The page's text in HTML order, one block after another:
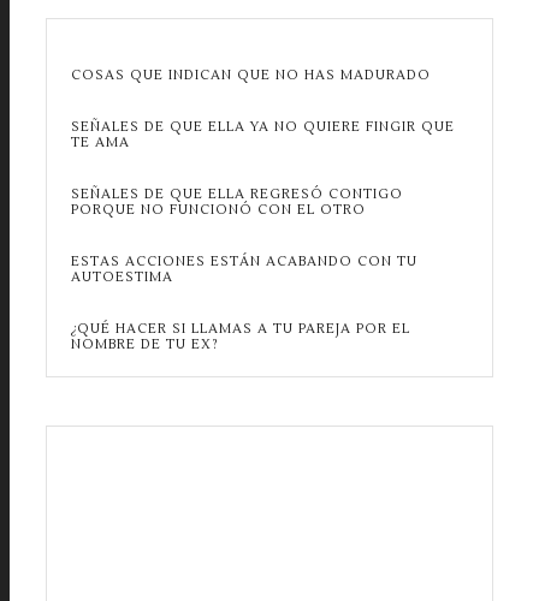
COSAS QUE INDICAN QUE NO HAS MADURADO
SEÑALES DE QUE ELLA YA NO QUIERE FINGIR QUE
TE AMA
SEÑALES DE QUE ELLA REGRESÓ CONTIGO
PORQUE NO FUNCIONÓ CON EL OTRO
ESTAS ACCIONES ESTÁN ACABANDO CON TU
AUTOESTIMA
¿QUÉ HACER SI LLAMAS A TU PAREJA POR EL
NOMBRE DE TU EX?